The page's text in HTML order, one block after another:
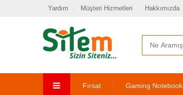
Yardım Müşteri Hizmetleri Hakkımızda
Fırsat Gaming Notebook